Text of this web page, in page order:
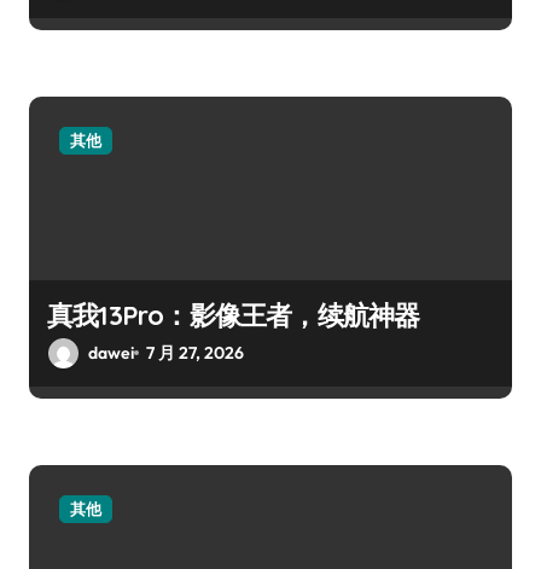
其他
真我13Pro：影像王者，续航神器
dawei 7 月 27, 2026
其他